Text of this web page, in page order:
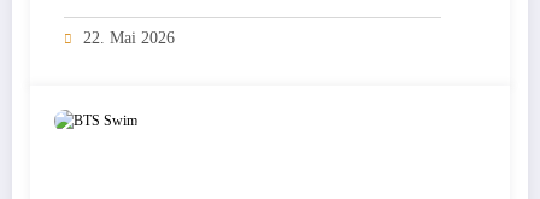
22. Mai 2026